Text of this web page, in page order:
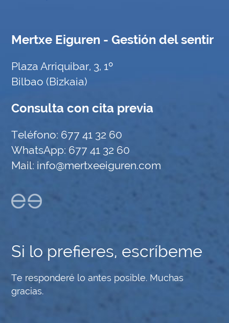
Mertxe Eiguren - Gestión del sentir
Plaza Arriquibar, 3, 1º
Bilbao (Bizkaia)
Consulta con cita previa
Teléfono: 677 41 32 60
WhatsApp: 677 41 32 60
Mail: info@mertxeeiguren.com
Si lo prefieres, escríbeme
Te responderé lo antes posible. Muchas
gracias.